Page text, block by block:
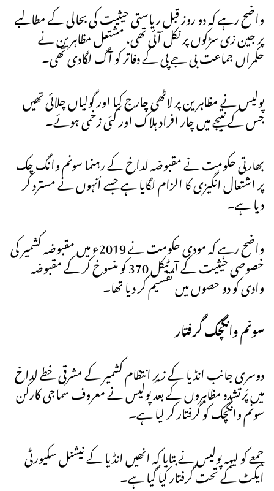
واضح رہے کہ دو روز قبل ریاستی حیثیت کی بحالی کے مطالبے
پر جین زی سڑکوں پر نکل آئی تھی، مشتعل مظاہرین نے
حکمراں جماعت بی جے پی کے دفاتر کو آگ لگادی تھی۔
جس کے نتیجے میں چار افراد ہلاک اور کئی زخمی ہوئے۔
بھارتی حکومت نے مقبوضہ لداخ کے رہنما سونم وانگ چک
پر اشتعال انگیزی کا الزام لگایا ہے جسے اُنہوں نے مسترد کر
دیا ہے۔
واضح رہے کہ مودی حکومت نے 2019ء میں مقبوضہ کشمیر کی
خصوصی حیثیت کے آرٹیکل 370 کو منسوخ کر کے مقبوضہ
وادی کو دو حصوں میں تقسیم کر دیا تھا۔
سونم وانگچک گرفتار
دوسری جانب انڈیا کے زیرِ انتظام کشمیر کے مشرقی خطے لداخ
میں پُرتشدد مظاہروں کے بعد پولیس نے معروف سماجی کارکن
سونم وانگچک کو گرفتار کر لیا ہے۔
جمعے کو لیہہ پولیس نے بتایا کہ انھیں انڈیا کے نیشنل سکیورٹی
ایکٹ کے تحت گرفتار کیا گیا ہے۔